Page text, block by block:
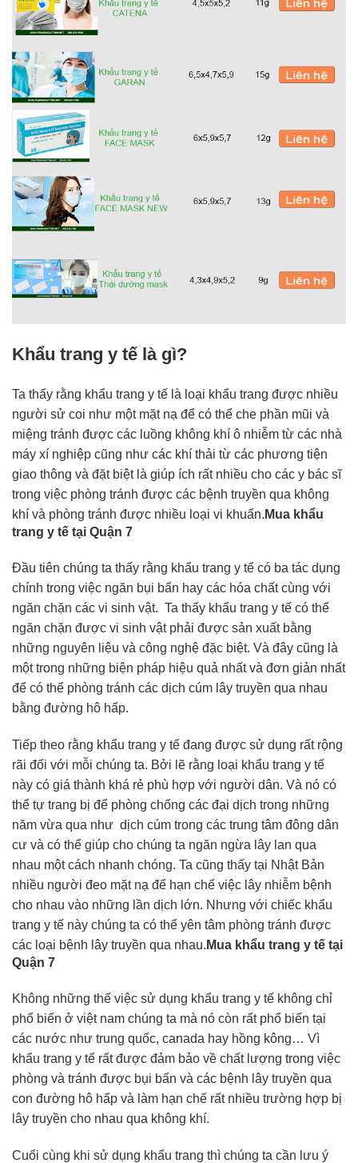
Khẩu trang y tế là gì?
Ta thấy rằng khẩu trang y tế là loại khẩu trang được nhiều
người sử coi như một mặt nạ để có thể che phần mũi và
miệng tránh được các luồng không khí ô nhiễm từ các nhà
máy xí nghiệp cũng như các khí thải từ các phương tiện
giao thông và đặt biệt là giúp ích rất nhiều cho các y bác sĩ
trong việc phòng tránh được các bệnh truyền qua không
khí và phòng tránh được nhiều loại vi khuẩn. Mua khẩu
trang y tế tại Quận 7
Đầu tiên chúng ta thấy rằng khẩu trang y tế có ba tác dụng
chính trong việc ngăn bụi bẩn hay các hóa chất cùng với
ngăn chặn các vi sinh vật. Ta thấy khẩu trang y tế có thể
ngăn chặn được vi sinh vật phải được sản xuất bằng
những nguyên liệu và công nghệ đặc biệt. Và đây cũng là
một trong những biện pháp hiệu quả nhất và đơn giản nhất
để có thể phòng tránh các dịch cúm lây truyền qua nhau
bằng đường hô hấp.
Tiếp theo rằng khẩu trang y tế đang được sử dụng rất rộng
rãi đối với mỗi chúng ta. Bởi lẽ rằng loại khẩu trang y tế
này có giá thành khá rẻ phù hợp với người dân. Và nó có
thể tự trang bị để phòng chống các đại dịch trong những
năm vừa qua như dịch cúm trong các trung tâm đông dân
cư và có thể giúp cho chúng ta ngăn ngừa lây lan qua
nhau một cách nhanh chóng. Ta cũng thấy tại Nhật Bản
nhiều người đeo mặt nạ để hạn chế việc lây nhiễm bệnh
cho nhau vào những lần dịch lớn. Nhưng với chiếc khẩu
trang y tế này chúng ta có thể yên tâm phòng tránh được
các loại bệnh lây truyền qua nhau. Mua khẩu trang y tế tại
Quận 7
Không những thế việc sử dụng khẩu trang y tế không chỉ
phổ biến ở việt nam chúng ta mà nó còn rất phổ biến tại
các nước như trung quốc, canada hay hồng kông… Vì
khẩu trang y tế rất được đảm bảo về chất lượng trong việc
phòng và tránh được bụi bẩn và các bệnh lây truyền qua
con đường hô hấp và làm hạn chế rất nhiều trường hợp bị
lây truyền cho nhau qua không khí.
Cuối cùng khi sử dụng khẩu trang thì chúng ta cần lưu ý